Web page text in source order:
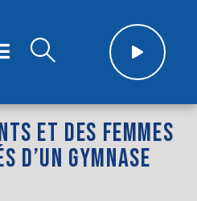
ET DES FEMMES
D’UN GYMNASE